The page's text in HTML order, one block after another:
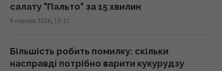
14:15 субота, 08 серпня 2026
електричній: яка "мотає" менше світла
14:00 субота, 08 серпня 2026
салату "Пальто" за 15 хвилин
8 серпня 2026, 15:11
Більшість робить помилку: скільки
насправді потрібно варити кукурудзу